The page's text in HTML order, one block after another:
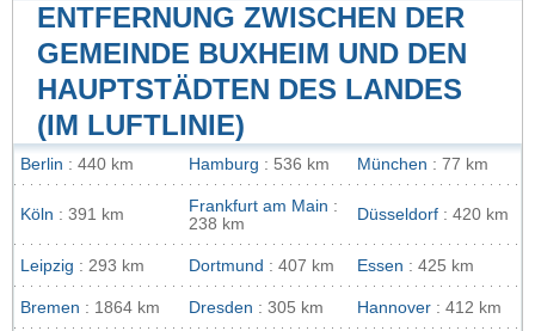
ENTFERNUNG ZWISCHEN DER
GEMEINDE BUXHEIM UND DEN
HAUPTSTÄDTEN DES LANDES
(IM LUFTLINIE)
Berlin : 440 km Hamburg : 536 km München : 77 km
Köln : 391 km Frankfurt am Main :
238 km
Düsseldorf : 420 km
Leipzig : 293 km Dortmund : 407 km Essen : 425 km
Bremen : 1864 km Dresden : 305 km Hannover : 412 km